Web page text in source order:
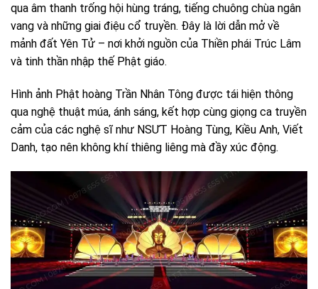
qua âm thanh trống hội hùng tráng, tiếng chuông chùa ngân
vang và những giai điệu cổ truyền. Đây là lời dẫn mở về
mảnh đất Yên Tử – nơi khởi nguồn của Thiền phái Trúc Lâm
và tinh thần nhập thế Phật giáo.
Hình ảnh Phật hoàng Trần Nhân Tông được tái hiện thông
qua nghệ thuật múa, ánh sáng, kết hợp cùng giọng ca truyền
cảm của các nghệ sĩ như NSƯT Hoàng Tùng, Kiều Anh, Viết
Danh, tạo nên không khí thiêng liêng mà đầy xúc động.